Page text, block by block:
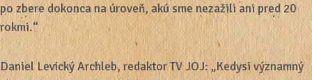
po zbere dokonca na úroveň, akú sme nezažili ani pred 20
rokmi.“
Daniel Levický Archleb, redaktor TV JOJ: „Kedysi významný